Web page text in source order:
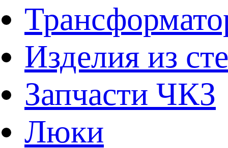
Изделия из
Запчасти ЧКЗ
Люки